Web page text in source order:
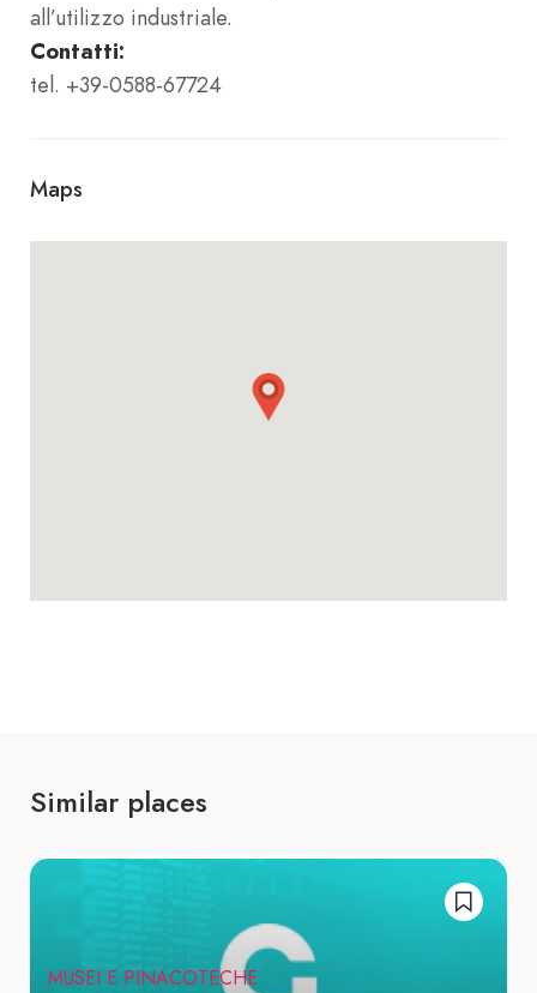
all’utilizzo industriale.
Contatti:
tel. +39-0588-67724
Maps
Similar places
MUSEI E PINACOTECHE